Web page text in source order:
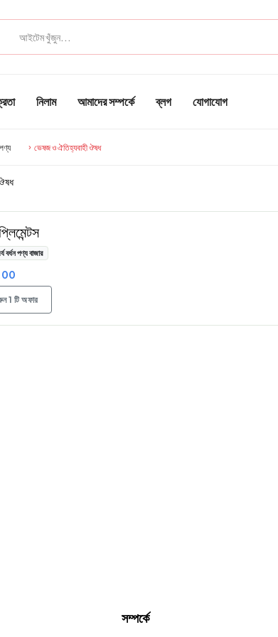
নিলাম আমাদের সম্পর্কে ব্লগ যোগাযোগ
ভেষজ ও ঐতিহ্যবাহী ঔষধ
বর্ধন পণ্য বাজার
1 টি অফার
সম্পর্কে